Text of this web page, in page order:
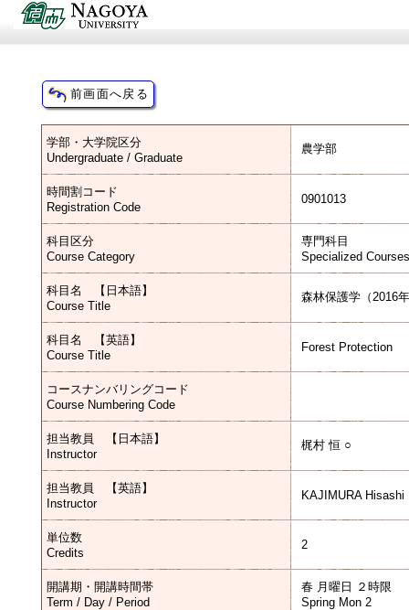
学部・大学院区分
Undergraduate / Graduate
農学部
時間割コード
Registration Code
0901013
科目区分
Course Category
専門科目
Specialized Courses
科目名 【日本語】
Course Title
森林保護学（2016
科目名 【英語】
Course Title
Forest Protection
コースナンバリングコード
Course Numbering Code
担当教員 【日本語】
Instructor
梶村 恒 ○
担当教員 【英語】
Instructor
KAJIMURA Hisashi
単位数
Credits
2
開講期・開講時間帯
Term / Day / Period
春 月曜日 ２時限
Spring Mon 2